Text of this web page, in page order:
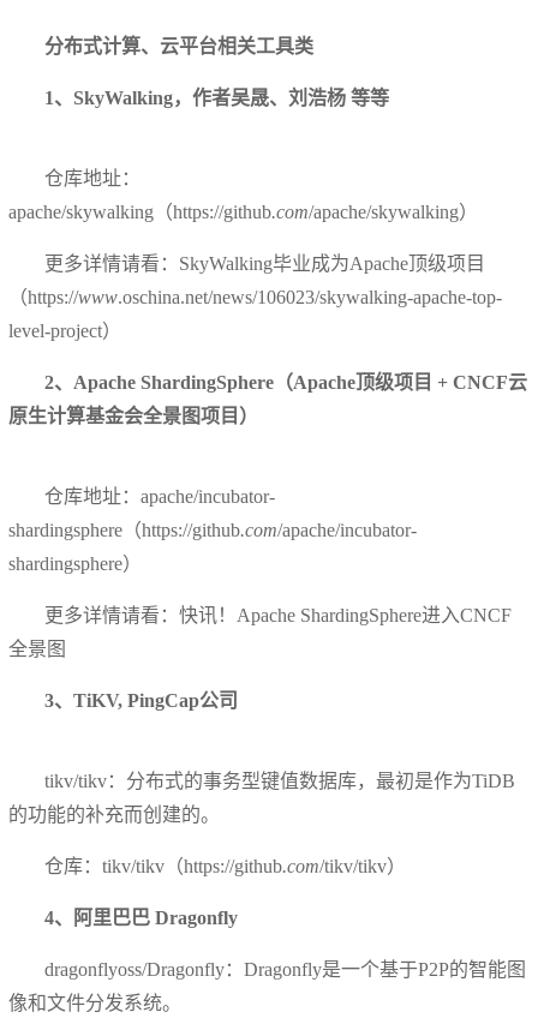
分布式计算、云平台相关工具类
1、SkyWalking，作者吴晟、刘浩杨 等等
仓库地址：
apache/skywalking（https://github.com/apache/skywalking）
更多详情请看：SkyWalking毕业成为Apache顶级项目
（https://www.oschina.net/news/106023/skywalking-apache-top-
level-project）
2、Apache ShardingSphere（Apache顶级项目 + CNCF云
原生计算基金会全景图项目）
仓库地址：apache/incubator-
shardingsphere（https://github.com/apache/incubator-
shardingsphere）
更多详情请看：快讯！Apache ShardingSphere进入CNCF
全景图
3、TiKV, PingCap公司
tikv/tikv：分布式的事务型键值数据库，最初是作为TiDB
的功能的补充而创建的。
仓库：tikv/tikv（https://github.com/tikv/tikv）
4、阿里巴巴 Dragonfly
dragonflyoss/Dragonfly：Dragonfly是一个基于P2P的智能图
像和文件分发系统。